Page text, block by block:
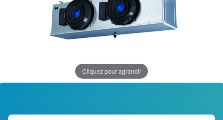
Cliquez pour agrandir